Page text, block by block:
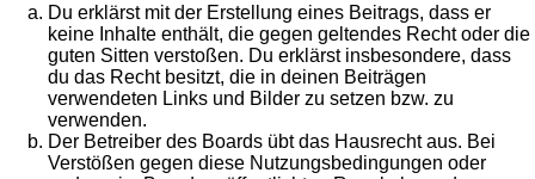
Du erklärst mit der Erstellung eines Beitrags, dass er
keine Inhalte enthält, die gegen geltendes Recht oder die
guten Sitten verstoßen. Du erklärst insbesondere, dass
du das Recht besitzt, die in deinen Beiträgen
verwendeten Links und Bilder zu setzen bzw. zu
verwenden.
Der Betreiber des Boards übt das Hausrecht aus. Bei
Verstößen gegen diese Nutzungsbedingungen oder